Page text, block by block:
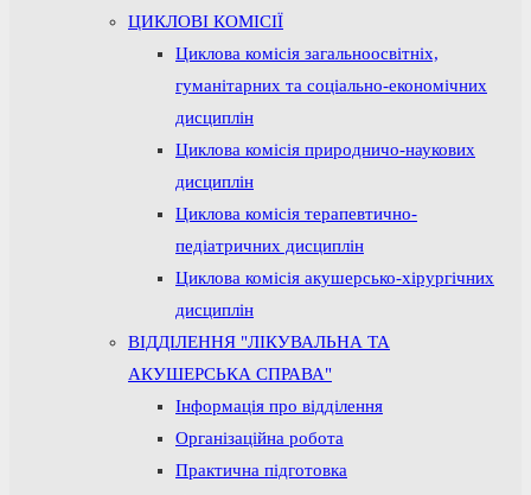
ЦИКЛОВІ КОМІСІЇ
Циклова комісія загальноосвітніх,
гуманітарних та соціально-економічних
дисциплін
Циклова комісія природничо-наукових
дисциплін
Циклова комісія терапевтично-
педіатричних дисциплін
Циклова комісія акушерсько-хірургічних
дисциплін
ВІДДІЛЕННЯ "ЛІКУВАЛЬНА ТА
АКУШЕРСЬКА СПРАВА"
Інформація про відділення
Організаційна робота
Практична підготовка